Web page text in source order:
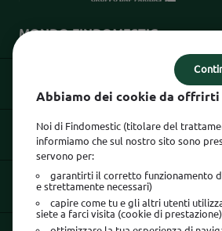
MONDO FINDOMESTIC
INFORMAZIONI LEGALI
SEGUICI SU
Abbiamo dei cookie da offrirti
Noi di Findomestic (titolare del
informiamo che sul nostro sito sono
servono per:
garantirti il corretto funzionamento
e strettamente necessari)
capire come tu e gli altri utenti
siete a farci visita (cookie di prestazione)